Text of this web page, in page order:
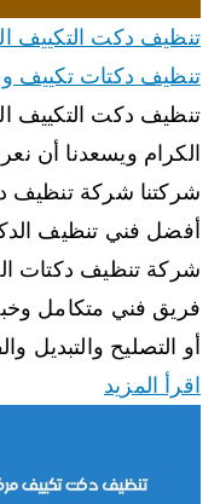
تنظيف دكتات تكييف
تنظيف دكت التكييف
الكرام ويسعدنا أن
شركتنا شركة تنظيف
أفضل فني تنظيف
شركة تنظيف دكتات
فريق فني متكامل
أو التصليح والتبديل
اقرأ المزيد